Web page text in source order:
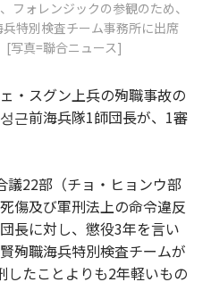
フォレンジックの参観のため、
特別検査チーム事務所に出席
[写真=聯合ニュース]
・スグン上兵の殉職事故の
근前海兵隊1師団長が、1審
議22部（チョ・ヒョンウ部
傷及び軍刑法上の命令違反
長に対し、懲役3年を言い
殉職海兵特別検査チームが
したことよりも2年軽いもの